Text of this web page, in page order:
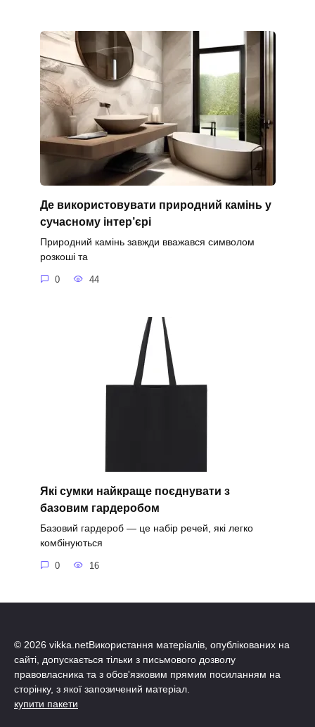
Де використовувати природний камінь у
сучасному інтер’єрі
Природний камінь завжди вважався символом
розкоші та
0 44
Які сумки найкраще поєднувати з
базовим гардеробом
Базовий гардероб — це набір речей, які легко
комбінуються
0 16
© 2026 vikka.netВикористання матеріалів, опублікованих на
сайті, допускається тільки з письмового дозволу
правовласника та з обов'язковим прямим посиланням на
сторінку, з якої запозичений матеріал.
купити пакети